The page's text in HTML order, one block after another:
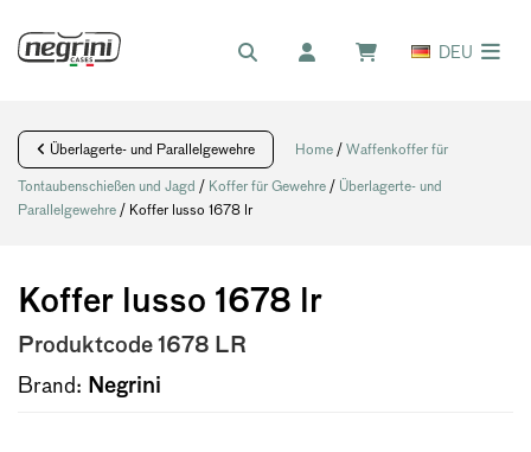
DEU
Überlagerte- und Parallelgewehre Home / Waffenkoffer für
Tontaubenschießen und Jagd / Koffer für Gewehre / Überlagerte- und
Parallelgewehre / Koffer lusso 1678 lr
Koffer lusso 1678 lr
Produktcode1678 LR
Brand: Negrini